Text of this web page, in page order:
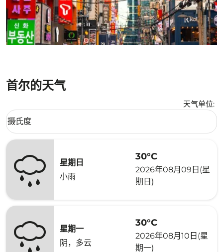
首尔的天气
天气单位:
Weather unit option 摄氏度 Selected
摄氏度
keyboard_arrow_down
星期日
小雨
30°C
2026年08月09日(星
期日)
星期一
阴，多云
30°C
2026年08月10日(星
期一)